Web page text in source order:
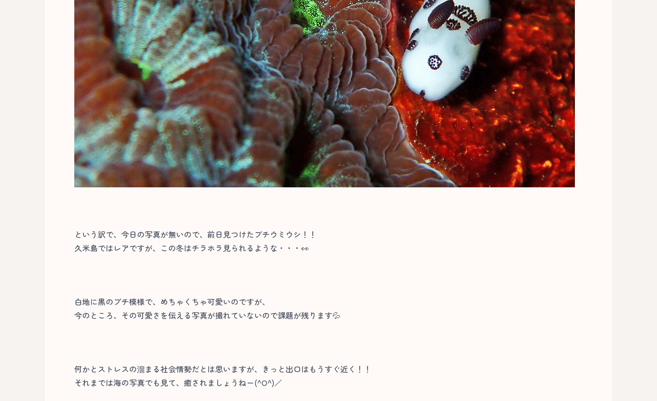
という訳で、今日の写真が無いので、前日見つけたブチウミウシ！！
久米島ではレアですが、この冬はチラホラ見られるような・・・👀
白地に黒のブチ模様で、めちゃくちゃ可愛いのですが、
今のところ、その可愛さを伝える写真が撮れていないので課題が残ります💦
何かとストレスの溜まる社会情勢だとは思いますが、きっと出口はもうすぐ近く！！
それまでは海の写真でも見て、癒されましょうねー(^O^)／